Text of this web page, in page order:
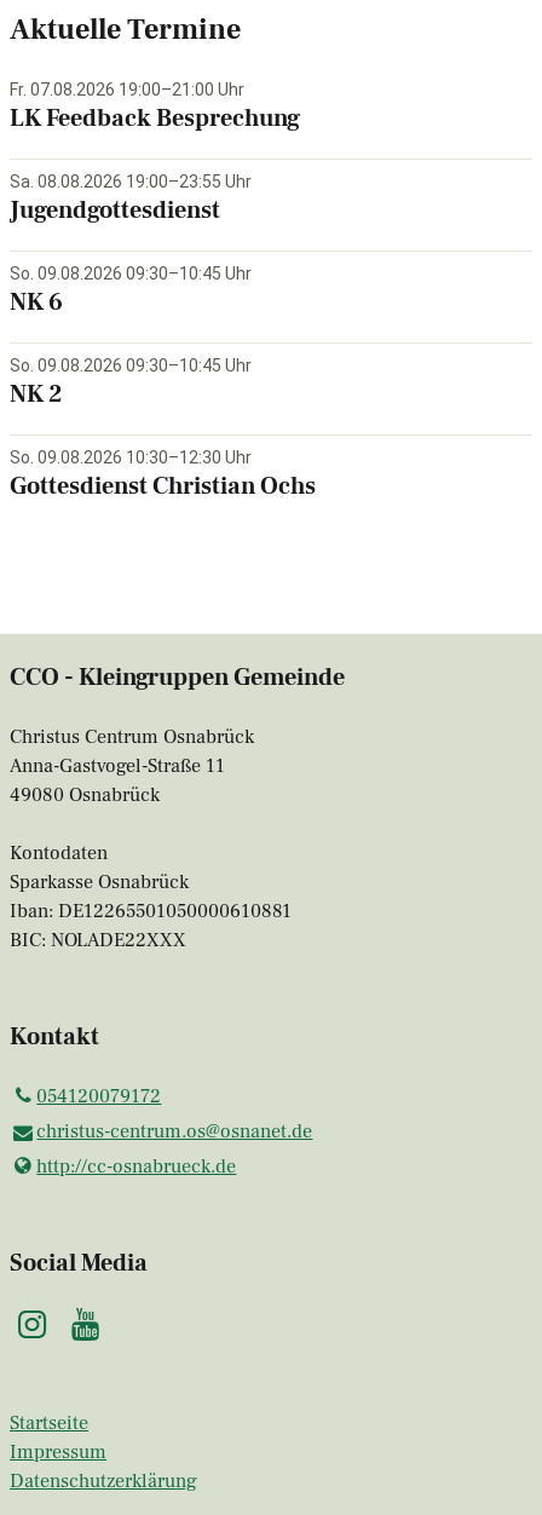
Aktuelle Termine
Fr. 07.08.2026 19:00–21:00 Uhr
LK Feedback Besprechung
Sa. 08.08.2026 19:00–23:55 Uhr
Jugendgottesdienst
So. 09.08.2026 09:30–10:45 Uhr
NK 6
So. 09.08.2026 09:30–10:45 Uhr
NK 2
So. 09.08.2026 10:30–12:30 Uhr
Gottesdienst Christian Ochs
CCO - Kleingruppen Gemeinde
Christus Centrum Osnabrück
Anna-Gastvogel-Straße 11
49080 Osnabrück
Kontodaten
Sparkasse Osnabrück
Iban: DE12265501050000610881
BIC: NOLADE22XXX
Kontakt
054120079172
christus-centrum.​os@​osnanet.​de
http://cc-osnabrueck.​de
Social Media
Startseite
Impressum
Datenschutzerklärung